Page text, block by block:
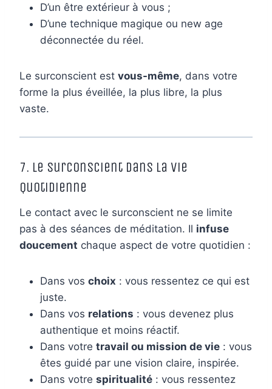
D’un être extérieur à vous ;
D’une technique magique ou new age
déconnectée du réel.
Le surconscient est vous-même, dans votre
forme la plus éveillée, la plus libre, la plus
vaste.
7. Le Surconscient dans la Vie
Quotidienne
Le contact avec le surconscient ne se limite
pas à des séances de méditation. Il infuse
doucement chaque aspect de votre quotidien :
Dans vos choix : vous ressentez ce qui est
juste.
Dans vos relations : vous devenez plus
authentique et moins réactif.
Dans votre travail ou mission de vie : vous
êtes guidé par une vision claire, inspirée.
Dans votre spiritualité : vous ressentez